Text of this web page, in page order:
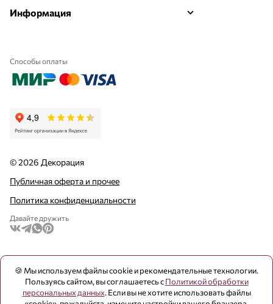
Информация
Способы оплаты
© 2026 Декорация
Публичная оферта и прочее
Политика конфиденциальности
Давайте дружить
🍪 Мы используем файлы cookie и рекомендательные технологии.
Пользуясь сайтом, вы соглашаетесь сПолитикой обработки
персональных данных. Если вы не хотите использовать файлы